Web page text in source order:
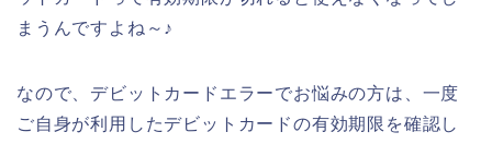
まうんですよね～♪
なので、デビットカードエラーでお悩みの方は、一度
ご自身が利用したデビットカードの有効期限を確認し